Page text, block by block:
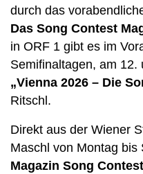
durch das
Das Song Contest
in ORF 1 gibt es im
Semifinaltagen, am
„Vienna 2026 – Die
Ritschl.
Direkt aus der Wiener
Maschl von Montag bis
Magazin Song